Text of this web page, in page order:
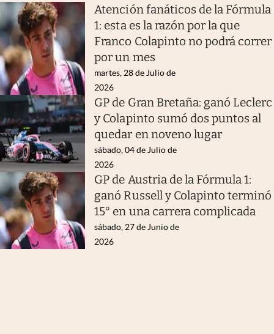
Atención fanáticos de la Fórmula
1: esta es la razón por la que
Franco Colapinto no podrá correr
por un mes
martes, 28 de Julio de
2026
GP de Gran Bretaña: ganó Leclerc
y Colapinto sumó dos puntos al
quedar en noveno lugar
sábado, 04 de Julio de
2026
GP de Austria de la Fórmula 1:
ganó Russell y Colapinto terminó
15° en una carrera complicada
sábado, 27 de Junio de
2026